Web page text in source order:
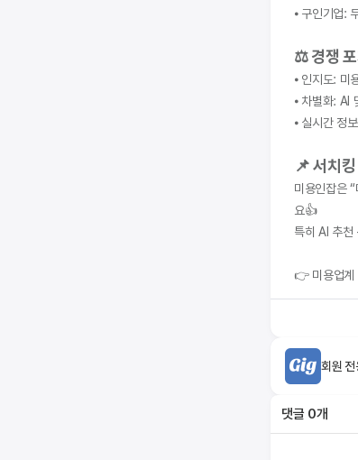
⦁ 구인기업:
⚖ 경쟁
⦁ 인지도: 미
⦁ 차별화: AI
⦁ 실시간 정
📌 서치킹
미용인잡은
요👍
특히 AI 추천
👉 미용업계
회원 전
댓글 0개